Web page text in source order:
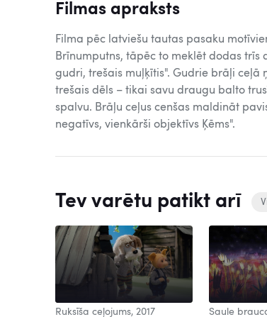
Filmas apraksts
Filma pēc latviešu tautas pasaku
Brīnumputns, tāpēc to meklēt dodas trīs
gudri, trešais muļķītis". Gudrie brāļi ceļā
trešais dēls – tikai savu draugu balto
spalvu. Brāļu ceļus cenšas maldināt
negatīvs, vienkārši objektīvs Ķēms".
Tev varētu patikt arī
Ruksīša ceļojums, 2017 Saule